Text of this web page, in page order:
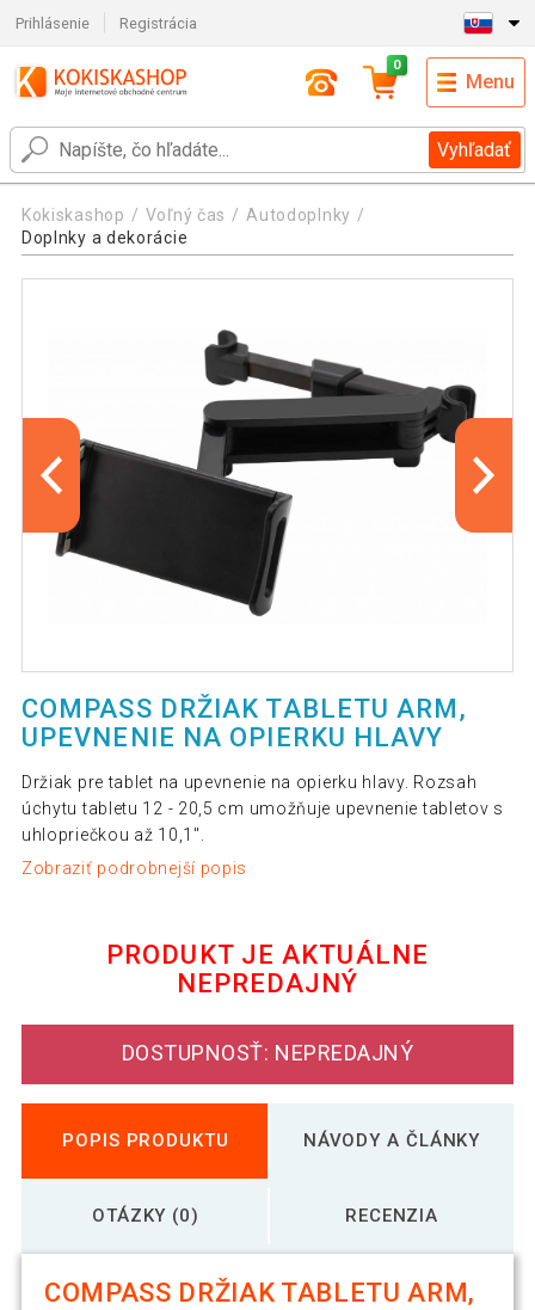
Prihlásenie Registrácia
Vyhľadať
0
Menu
Kokiskashop Voľný čas
Autodoplnky
Doplnky a dekorácie
COMPASS DRŽIAK TABLETU ARM,
UPEVNENIE NA OPIERKU HLAVY
Držiak pre tablet na upevnenie na opierku hlavy. Rozsah
úchytu tabletu 12 - 20,5 cm umožňuje upevnenie tabletov s
uhlopriečkou až 10,1".
Zobraziť podrobnejší popis
PRODUKT JE AKTUÁLNE
NEPREDAJNÝ
DOSTUPNOSŤ: NEPREDAJNÝ
POPIS PRODUKTU NÁVODY A ČLÁNKY
OTÁZKY (0) RECENZIA
COMPASS DRŽIAK TABLETU ARM,